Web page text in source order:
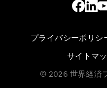
プライバシーポリシ
サイトマ
© 2026 世界経済